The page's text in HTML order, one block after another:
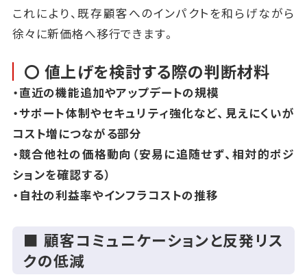
これにより、既存顧客へのインパクトを和らげながら
徐々に新価格へ移行できます。
〇 値上げを検討する際の判断材料
・直近の機能追加やアップデートの規模
・サポート体制やセキュリティ強化など、見えにくいが
コスト増につながる部分
・競合他社の価格動向（安易に追随せず、相対的ポジ
ションを確認する）
・自社の利益率やインフラコストの推移
■ 顧客コミュニケーションと反発リス
クの低減